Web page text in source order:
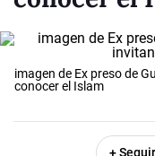
imagen de Ex preso de
conocer el Islam
+